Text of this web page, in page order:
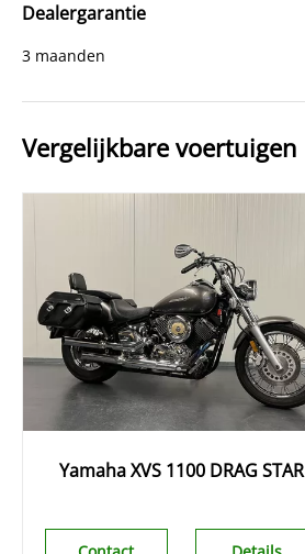
Dealergarantie
3 maanden
Vergelijkbare voertuigen
Yamaha XVS 1100 DRAG STAR